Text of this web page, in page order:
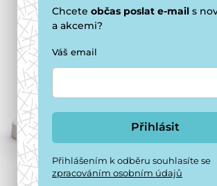
Chcete občas poslat e-mail s
a akcemi?
Váš email
Přihlásit
Přihlášením k odběru souhlasíte se
zpracováním osobním údajů